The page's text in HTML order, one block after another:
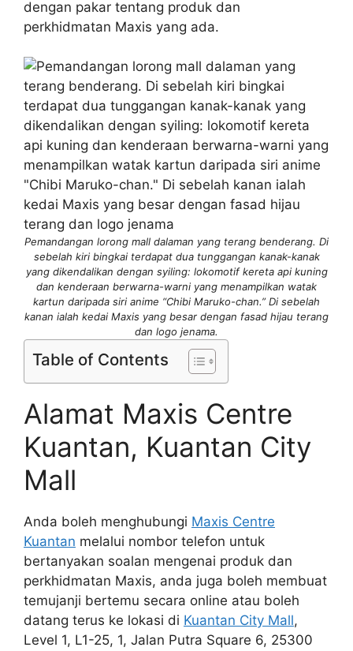
dengan pakar tentang produk dan
perkhidmatan Maxis yang ada.
Pemandangan lorong mall dalaman yang terang benderang. Di
sebelah kiri bingkai terdapat dua tunggangan kanak-kanak
yang dikendalikan dengan syiling: lokomotif kereta api kuning
dan kenderaan berwarna-warni yang menampilkan watak
kartun daripada siri anime “Chibi Maruko-chan.” Di sebelah
kanan ialah kedai Maxis yang besar dengan fasad hijau terang
dan logo jenama.
Table of Contents
Alamat Maxis Centre
Kuantan, Kuantan City
Mall
Anda boleh menghubungi Maxis Centre
Kuantan melalui nombor telefon untuk
bertanyakan soalan mengenai produk dan
perkhidmatan Maxis, anda juga boleh membuat
temujanji bertemu secara online atau boleh
datang terus ke lokasi di Kuantan City Mall,
Level 1, L1-25, 1, Jalan Putra Square 6, 25300